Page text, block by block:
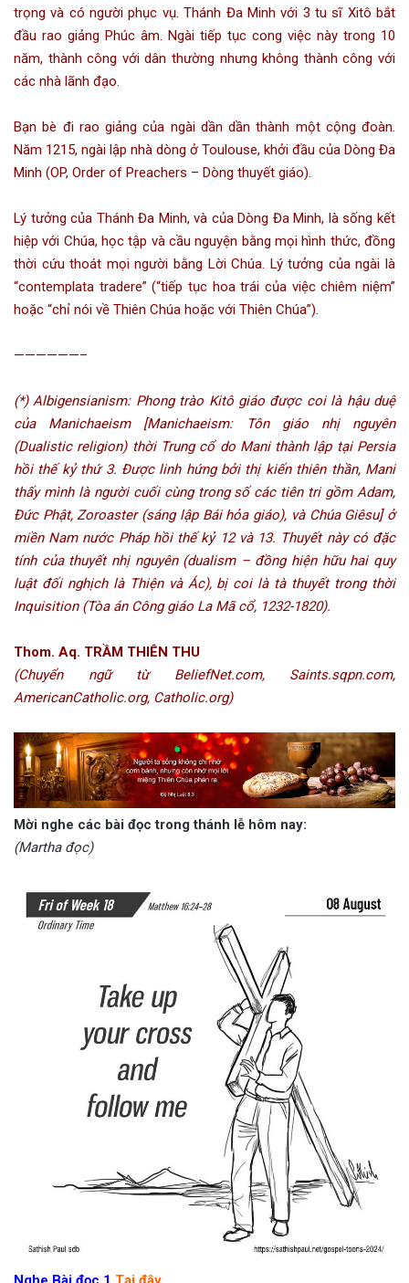
trọng và có người phục vụ. Thánh Đa Minh với 3 tu sĩ Xitô bắt
đầu rao giảng Phúc âm. Ngài tiếp tục cong việc này trong 10
năm, thành công với dân thường nhưng không thành công với
các nhà lãnh đạo.
Bạn bè đi rao giảng của ngài dần dần thành một cộng đoàn.
Năm 1215, ngài lập nhà dòng ở Toulouse, khởi đầu của Dòng Đa
Minh (OP, Order of Preachers – Dòng thuyết giáo).
Lý tưởng của Thánh Đa Minh, và của Dòng Đa Minh, là sống kết
hiệp với Chúa, học tập và cầu nguyện bằng mọi hình thức, đồng
thời cứu thoát mọi người bằng Lời Chúa. Lý tưởng của ngài là
“contemplata tradere” (“tiếp tục hoa trái của việc chiêm niệm”
hoặc “chỉ nói về Thiên Chúa hoặc với Thiên Chúa”).
——————–
(*) Albigensianism: Phong trào Kitô giáo được coi là hậu duệ
của Manichaeism [Manichaeism: Tôn giáo nhị nguyên
(Dualistic religion) thời Trung cổ do Mani thành lập tại Persia
hồi thế kỷ thứ 3. Được linh hứng bởi thị kiến thiên thần, Mani
thấy mình là người cuối cùng trong số các tiên tri gồm Adam,
Đức Phật, Zoroaster (sáng lập Bái hỏa giáo), và Chúa Giêsu] ở
miền Nam nước Pháp hồi thế kỷ 12 và 13. Thuyết này có đặc
tính của thuyết nhị nguyên (dualism – đồng hiện hữu hai quy
luật đối nghịch là Thiện và Ác), bị coi là tà thuyết trong thời
Inquisition (Tòa án Công giáo La Mã cổ, 1232-1820).
Thom. Aq. TRẦM THIÊN THU
(Chuyển ngữ từ BeliefNet.com, Saints.sqpn.com,
AmericanCatholic.org, Catholic.org)
Mời nghe các bài đọc trong thánh lễ hôm nay:
(Martha đọc)